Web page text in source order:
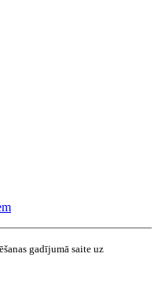
gadījumā saite uz